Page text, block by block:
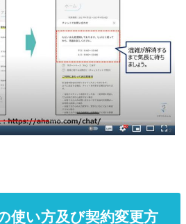
使い方及び契約変更方